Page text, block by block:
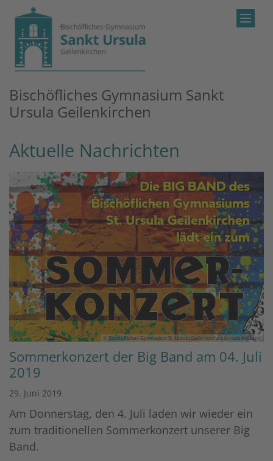
Zum Inhalt springen
Bischöfliches Gymnasium Sankt
Ursula Geilenkirchen
Aktuelle Nachrichten
© Bischöfliches Gymnasium St. Ursula Geilenkirchen (Ursula Abidemi)
Sommerkonzert der Big Band am 04. Juli
2019
29. Juni 2019
Am Donnerstag, den 4. Juli laden wir wieder ein
zum traditionellen Sommerkonzert unserer Big
Band.